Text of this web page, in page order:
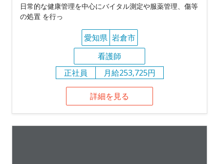
日常的な健康管理を中心にバイタル測定や服薬管理、傷等
の処置 を行っ
愛知県 岩倉市
看護師
正社員
月給253,725円
詳細を見る